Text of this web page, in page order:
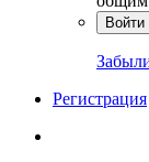
Войти
Регистрация